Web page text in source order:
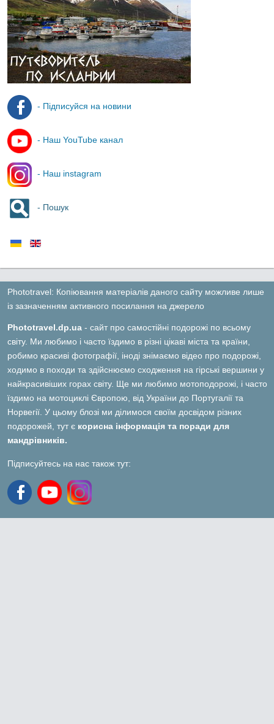
- Підписуйся на новини
- Наш YouTube канал
- Наш instagram
- Пошук
Phototravel: Копіювання матеріалів даного сайту можливе лише
із зазначенням активного посилання на джерело
Phototravel.dp.ua - сайт про самостійні подорожі по всьому
світу. Ми любимо і часто їздимо в різні цікаві міста та країни,
робимо красиві фотографії, іноді знімаємо відео про подорожі,
ходимо в походи та здійснюємо сходження на гірські вершини у
найкрасивіших горах світу. Ще ми любимо мотоподорожі, і часто
їздимо на мотоциклі Європою, від України до Португалії та
Норвегії. У цьому блозі ми ділимося своїм досвідом різних
подорожей, тут є корисна інформація та поради для
мандрівників.
Підписуйтесь на нас також тут: